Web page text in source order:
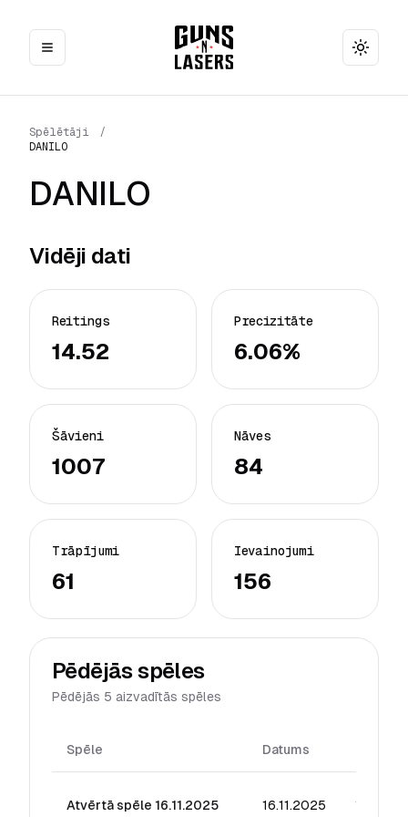
Toggle
Spēlētāji
/
DANILO
DANILO
Vidēji dati
Reitings
14.52
Precizitāte
6.06%
Šāvieni
1007
Nāves
84
Trāpījumi
61
Ievainojumi
156
Pēdējās spēles
Pēdējās 5 aizvadītās spēles
Spēle Datums
Atvērtā spēle 16.11.2025 16.11.2025 14.52